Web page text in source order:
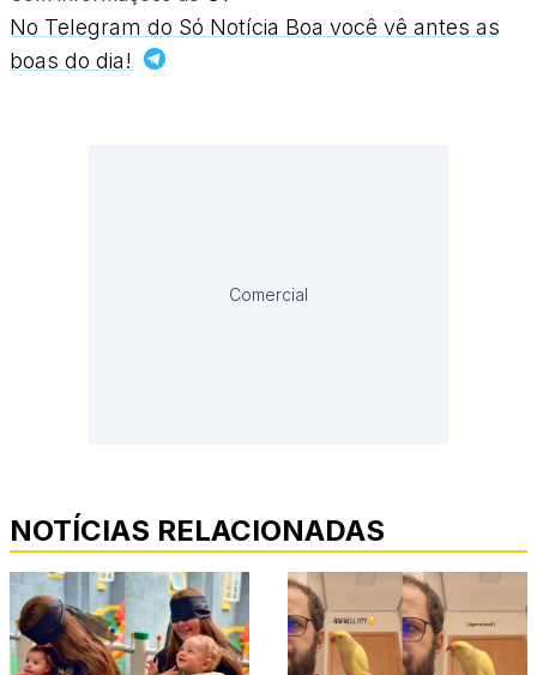
No Telegram do Só Notícia Boa você vê antes as
boas do dia!
Comercial
NOTÍCIAS RELACIONADAS